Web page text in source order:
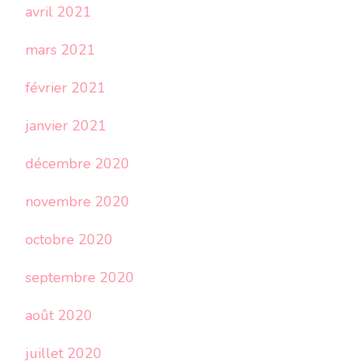
avril 2021
mars 2021
février 2021
janvier 2021
décembre 2020
novembre 2020
octobre 2020
septembre 2020
août 2020
juillet 2020